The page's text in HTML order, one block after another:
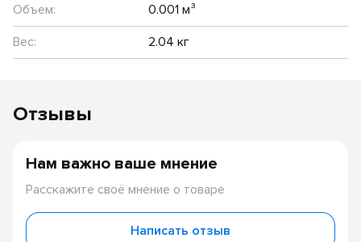
Объем:
0.001 м³
Вес:
2.04 кг
Отзывы
Нам важно ваше мнение
Расскажите своё мнение о товаре
Написать отзыв